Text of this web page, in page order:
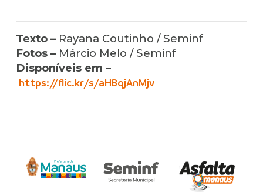
Texto –Rayana Coutinho / Seminf
Fotos –Márcio Melo / Seminf
Disponíveis em –
https://flic.kr/s/aHBqjAnMjv